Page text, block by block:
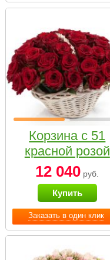
Заказать в один клик
Корзина с 51
красной розой
12 040 руб.
Купить